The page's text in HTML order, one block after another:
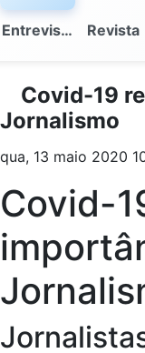
Entrevistas Revista
Covid-19
Jornalismo
qua, 13 maio 2020
Covid-